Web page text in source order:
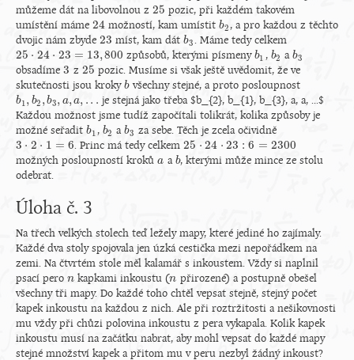
můžeme dát na libovolnou z 25
25 pozic, při každém takovém
umístění máme 24
24 možností, kam umístitb2
b2, a pro každou z těchto
dvojic nám zbyde 23
23 míst, kam dátb3
b3. Máme tedy celkem
25 ⋅ 24 ⋅ 23 = 13,800
25⋅ 24⋅23 =13 800 způsobů, kterými písmeny b1
b1 , b2
b2 ab3
b3
obsadíme 3
3 z 25
25 pozic. Musíme si však ještě uvědomit, že ve
skutečnosti jsou kroky b
bvšechny stejné, a proto posloupnost
b1, b2 , b3, a, a, . . .
b1,b2b3,a,a,...
je stejná jako třeba $b_{2}, b_{1}, b_{3}, a, a, ...$
Každou možnost jsme tudíž započítali tolikrát, kolika způsoby je
možné seřadit b1
b1 , b2
b2 ab3
b3 za sebe. Těch je zcela očividně
3 ⋅ 2 ⋅ 1 = 6
3 2 ⋅1 = 6 . Princ má tedy celkem25 ⋅ 24 ⋅ 23 : 6 = 2300
25⋅ 24⋅23 6=2300
možných posloupností kroků a
a a b
b, kterými může mince ze stolu
odebrat.
Úloha č. 3
Na třech velkých stolech teď ležely mapy, které jediné ho zajímaly.
Každé dva stoly spojovala jen úzká cestička mezi nepořádkem na
zemi. Na čtvrtém stole měl kalamář s inkoustem. Vždy si naplnil
psací pero n
n kapkami inkoustu (n
n přirozené) a postupně obešel
všechny tři mapy. Do každé toho chtěl vepsat stejně, stejný počet
kapek inkoustu na každou z nich. Ale při roztržitosti a nešikovnosti
mu vždy při chůzi polovina inkoustu z pera vykapala. Kolik kapek
inkoustu musí na začátku nabrat, aby mohl vepsat do každé mapy
stejné množství kapek a přitom mu v peru nezbyl žádný inkoust?